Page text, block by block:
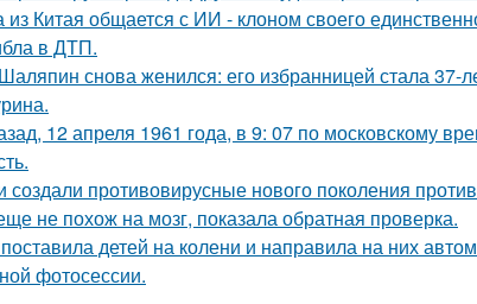
Китая общается с ИИ - клоном своего
в ДТП.
снова женился: его избранницей стала 37-
12 апреля 1961 года, в 9: 07 по московскому
создали противовирусные нового поколения
не похож на мозг, показала обратная проверка.
детей на колени и направила на них
фотосессии.